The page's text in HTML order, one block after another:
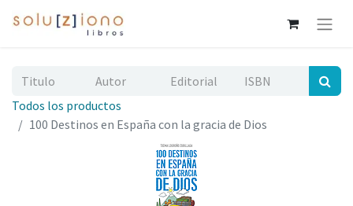
Todos los productos
100 Destinos en España con la gracia de Dios